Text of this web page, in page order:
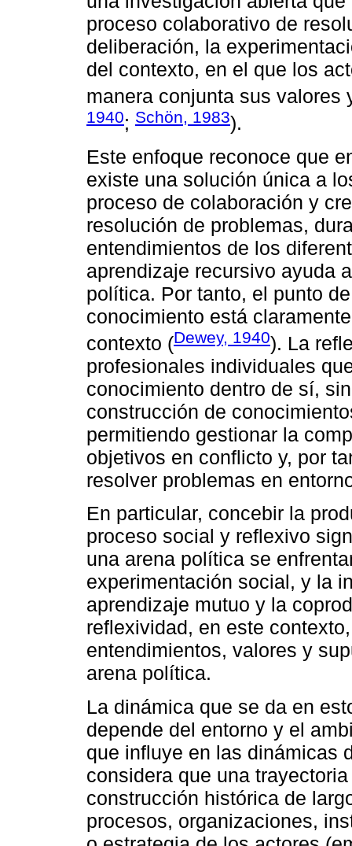
proceso colaborativo de
deliberación, la
del contexto, en el que los
manera conjunta sus valores
1940; Schön, 1983).
Este enfoque reconoce que
existe una solución única a
proceso de colaboración y
resolución de problemas,
entendimientos de los
aprendizaje recursivo ayuda
política. Por tanto, el punto
conocimiento está
contexto (Dewey, 1940). La
profesionales individuales
conocimiento dentro de sí,
construcción de
permitiendo gestionar la
objetivos en conflicto y, por
resolver problemas en
En particular, concebir la
proceso social y reflexivo
una arena política se
experimentación social, y la
aprendizaje mutuo y la
reflexividad, en este
entendimientos, valores y
arena política.
La dinámica que se da en
depende del entorno y el
que influye en las dinámicas
considera que una
construcción histórica de
procesos, organizaciones,